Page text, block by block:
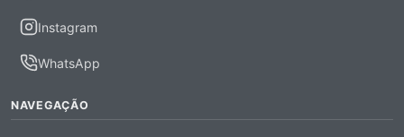
Instagram
WhatsApp
NAVEGAÇÃO